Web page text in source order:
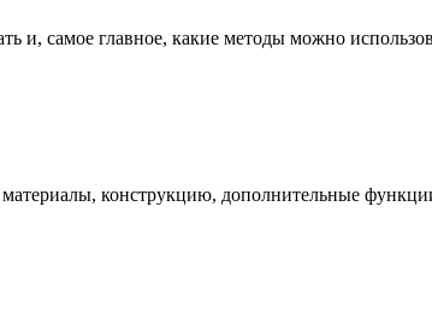
и, самое главное, какие методы можно
материалы, конструкцию, дополнительные